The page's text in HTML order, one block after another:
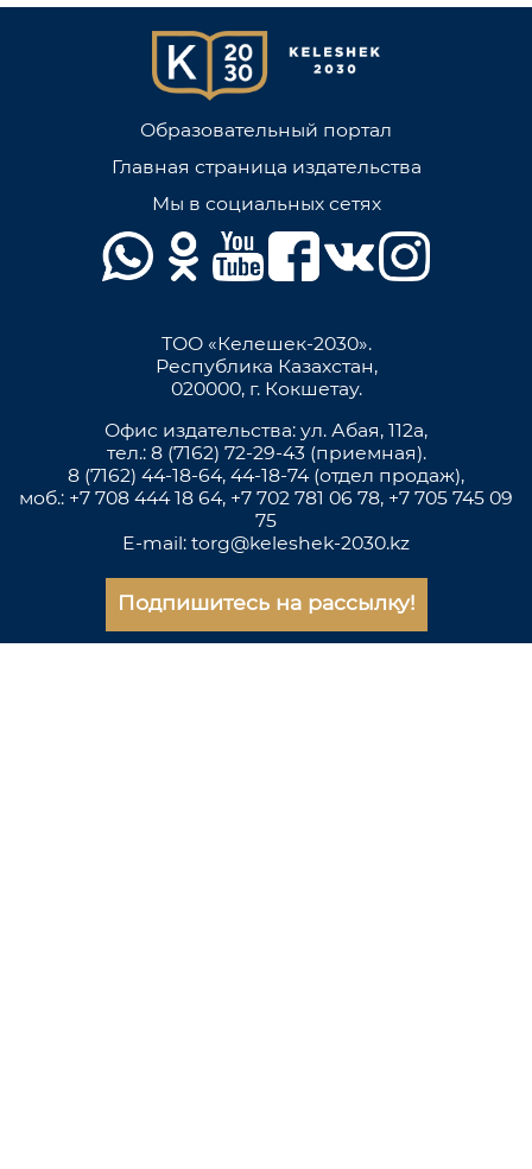
Образовательный портал
Главная страница издательства
Мы в социальных сетях
ТОО «Келешек-2030».
Республика Казахстан,
020000, г. Кокшетау.
Офис издательства: ул. Абая, 112а,
тел.: 8 (7162) 72-29-43 (приемная).
8 (7162) 44-18-64, 44-18-74 (отдел продаж),
моб.: +7 708 444 18 64, +7 702 781 06 78, +7 705 745 09
75
E-mail: torg@keleshek-2030.kz
Подпишитесь на рассылку!